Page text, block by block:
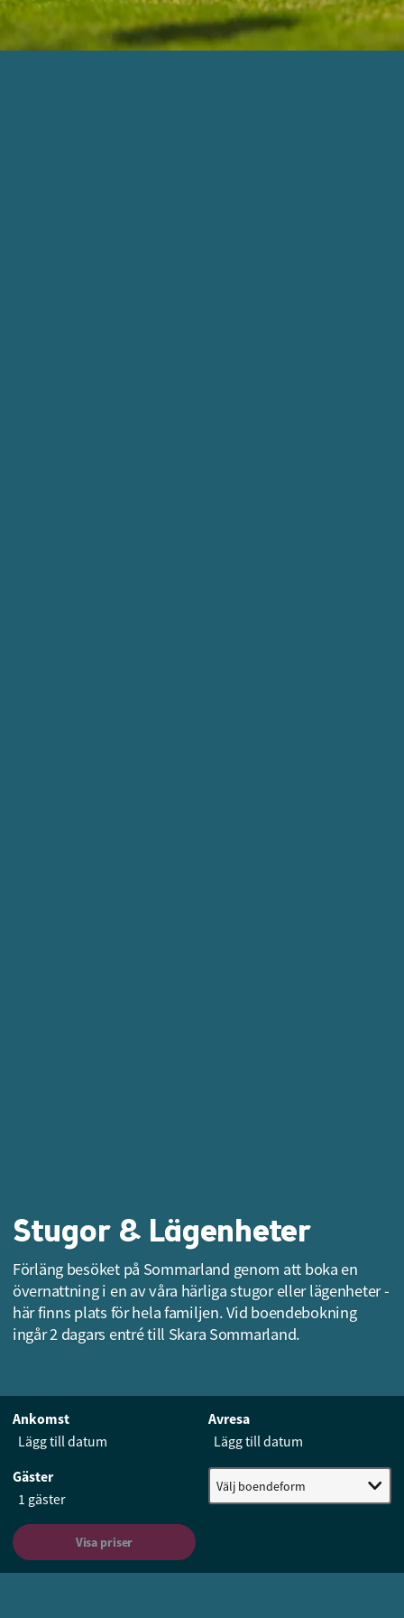
Stugor & Lägenheter
Förläng besöket på Sommarland genom att boka en
övernattning i en av våra härliga stugor eller lägenheter -
här finns plats för hela familjen. Vid boendebokning
ingår 2 dagars entré till Skara Sommarland.
Ankomst Avresa
Gäster Välj boendeform
Visa priser